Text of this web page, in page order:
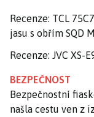
Recenze: TCL
jasu s obřím SQD
Recenze: JVC XS-
BEZPEČNOST
Bezpečnostní
našla cestu ven z